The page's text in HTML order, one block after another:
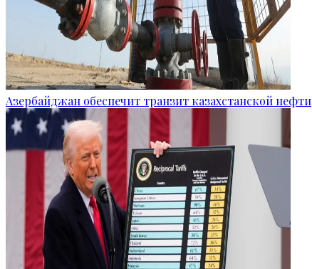
Азербайджан обеспечит транзит казахстанской нефти